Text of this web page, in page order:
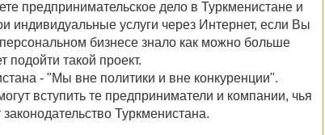
предпринимательское дело в Туркменистане и
индивидуальные услуги через Интернет, если Вы
бизнесе знало как можно больше
такой проект.
- "Мы вне политики и вне конкуренции".
вступить те предприниматели и компании, чья
Туркменистана.